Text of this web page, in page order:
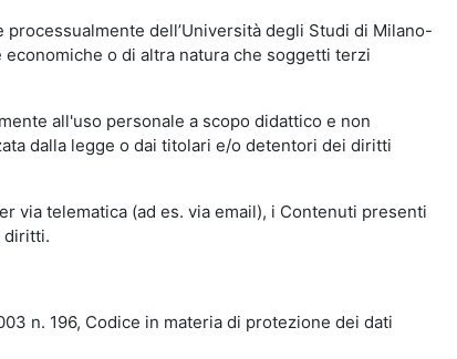
dell’Università degli Studi di Milano-
o di altra natura che soggetti terzi
all'uso personale a scopo didattico e non
dalla legge o dai titolari e/o detentori dei diritti
via telematica (ad es. via email), i Contenuti presenti
diritti.
n. 196, Codice in materia di protezione dei dati